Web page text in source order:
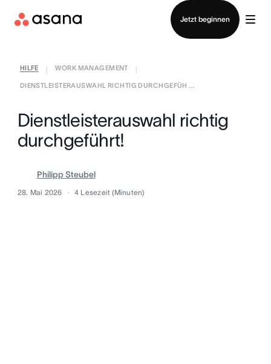
Jetzt beginnen
Vertrieb kontaktieren
HILFE WORK MANAGEMENT
DIENSTLEISTERAUSWAHL RICHTIG DURCHGEFÜH ...
Dienstleisterauswahl richtig
durchgeführt!
Philipp Steubel
28. Mai 2026 4 Lesezeit (Minuten)